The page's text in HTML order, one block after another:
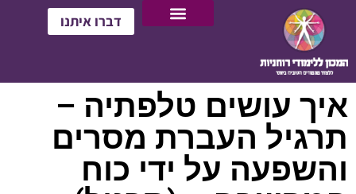
דברו איתנו
איך עושים טלפתיה –
תרגיל העברת מסרים
והשפעה על ידי כוח